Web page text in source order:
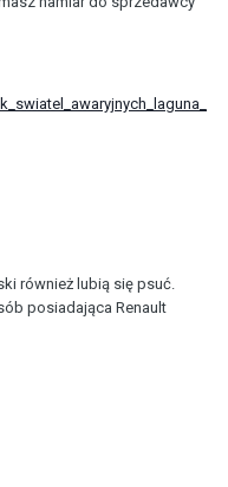
również lubią się psuć.
posiadająca Renault